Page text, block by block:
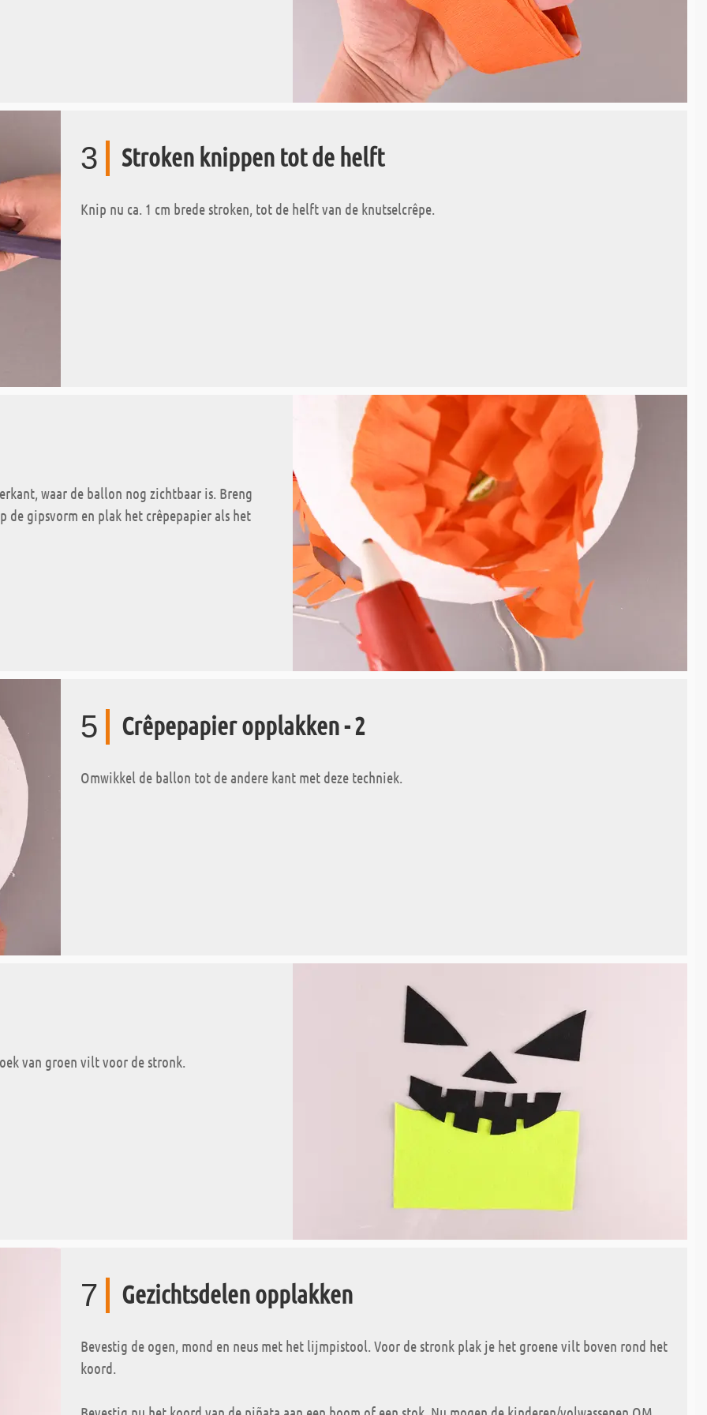
3 Stroken knippen tot de helft
Knip nu ca. 1 cm brede stroken, tot de helft van de knutselcrêpe.
waar de ballon nog zichtbaar is. Breng
gipsvorm en plak het crêpepapier als het
5 Crêpepapier opplakken - 2
Omwikkel de ballon tot de andere kant met deze techniek.
van groen vilt voor de stronk.
7 Gezichtsdelen opplakken
Bevestig de ogen, mond en neus met het lijmpistool. Voor de stronk plak je het groene vilt boven rond het
koord.